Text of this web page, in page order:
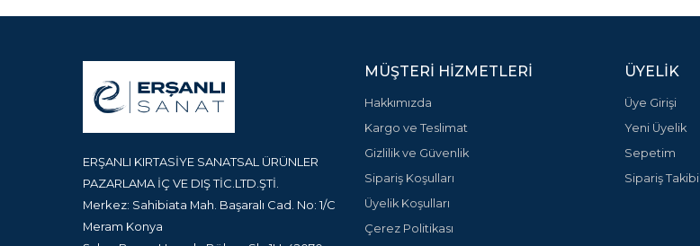
ERŞANLI KIRTASİYE SANATSAL ÜRÜNLER
PAZARLAMA İÇ VE DIŞ TİC.LTD.ŞTİ.
Merkez: Sahibiata Mah. Başaralı Cad. No: 1/C
Meram Konya
MÜŞTERI HIZMETLERI
Hakkımızda
Kargo ve Teslimat
Gizlilik ve Güvenlik
Sipariş Koşulları
Üyelik Koşulları
Çerez Politikası
ÜYELIK
Üye Girişi
Yeni Üyelik
Sepetim
Sipariş Takibi